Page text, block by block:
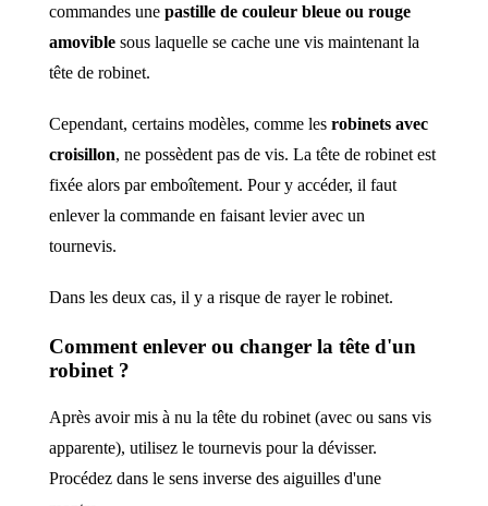
commandes une pastille de couleur bleue ou rouge
amoviblesous laquelle se cache une vis maintenant la
tête de robinet.
Cependant, certains modèles, comme les robinets avec
croisillon, ne possèdent pas de vis. La tête de robinet est
fixée alors par emboîtement. Pour y accéder, il faut
enlever la commande en faisant levier avec un
tournevis.
Dans les deux cas, il y a risque de rayer le robinet.
Comment enlever ou changer la tête d'un
robinet ?
Après avoir mis à nu la tête du robinet (avec ou sans vis
apparente), utilisez le tournevis pour la dévisser.
Procédez dans le sens inverse des aiguilles d'une